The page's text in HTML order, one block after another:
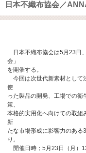
日本不織布協会／
日本不織布協会は5月23日
会」
を開催する。
今回は次世代新素材として
使
った製品の開発、工場での
策、
本格的実用化へ向けての取組
新
たな市場形成に影響力のある
り。
開催日時；5月23日（月）